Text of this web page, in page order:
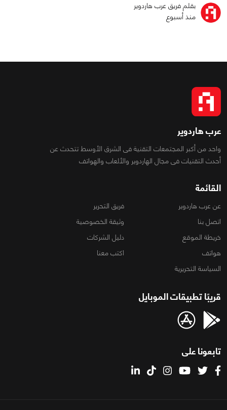
بقلم فريق عرب هاردوير
منذ أسبوع
عرب هاردوير
واحد من أكبر المجتمعات التقنية فى الشرق الأوسط تتحدث عن
أحدث التقنيات فى مجال الهاردوير والألعاب والهواتف
القائمة
عن عرب هاردوير
فريق التحرير
اتصل بنا
وثيقة الخصوصية
خريطة الموقع
دليل الشركات
هواتف
اكتب معنا
السياسة التحريرية
قريبًا تطبيقات الموبايل
تابعونا على